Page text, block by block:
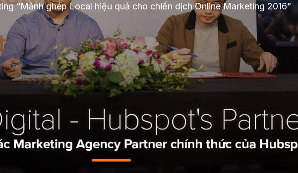
“Mảnh ghép Local hiệu quả cho chiến dịch Online Marketing 2016”